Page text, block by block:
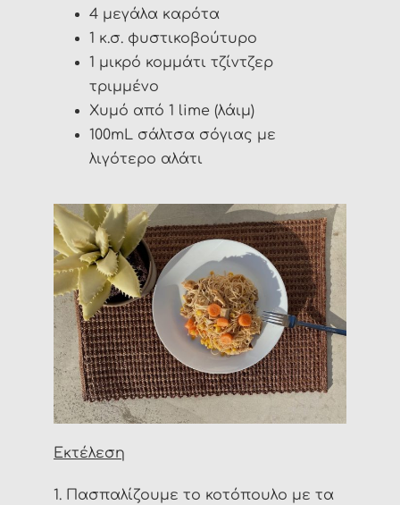
4 μεγάλα καρότα
1 κ.σ. φυστικοβούτυρο
1 μικρό κομμάτι τζίντζερ
τριμμένο
Χυμό από 1 lime (λάιμ)
100mL σάλτσα σόγιας με
λιγότερο αλάτι
Εκτέλεση
1. Πασπαλίζουμε το κοτόπουλο με τα